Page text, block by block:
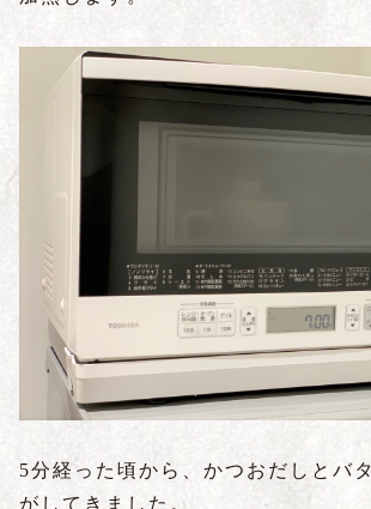
5分経った頃から、かつおだしとバ
がしてきました。